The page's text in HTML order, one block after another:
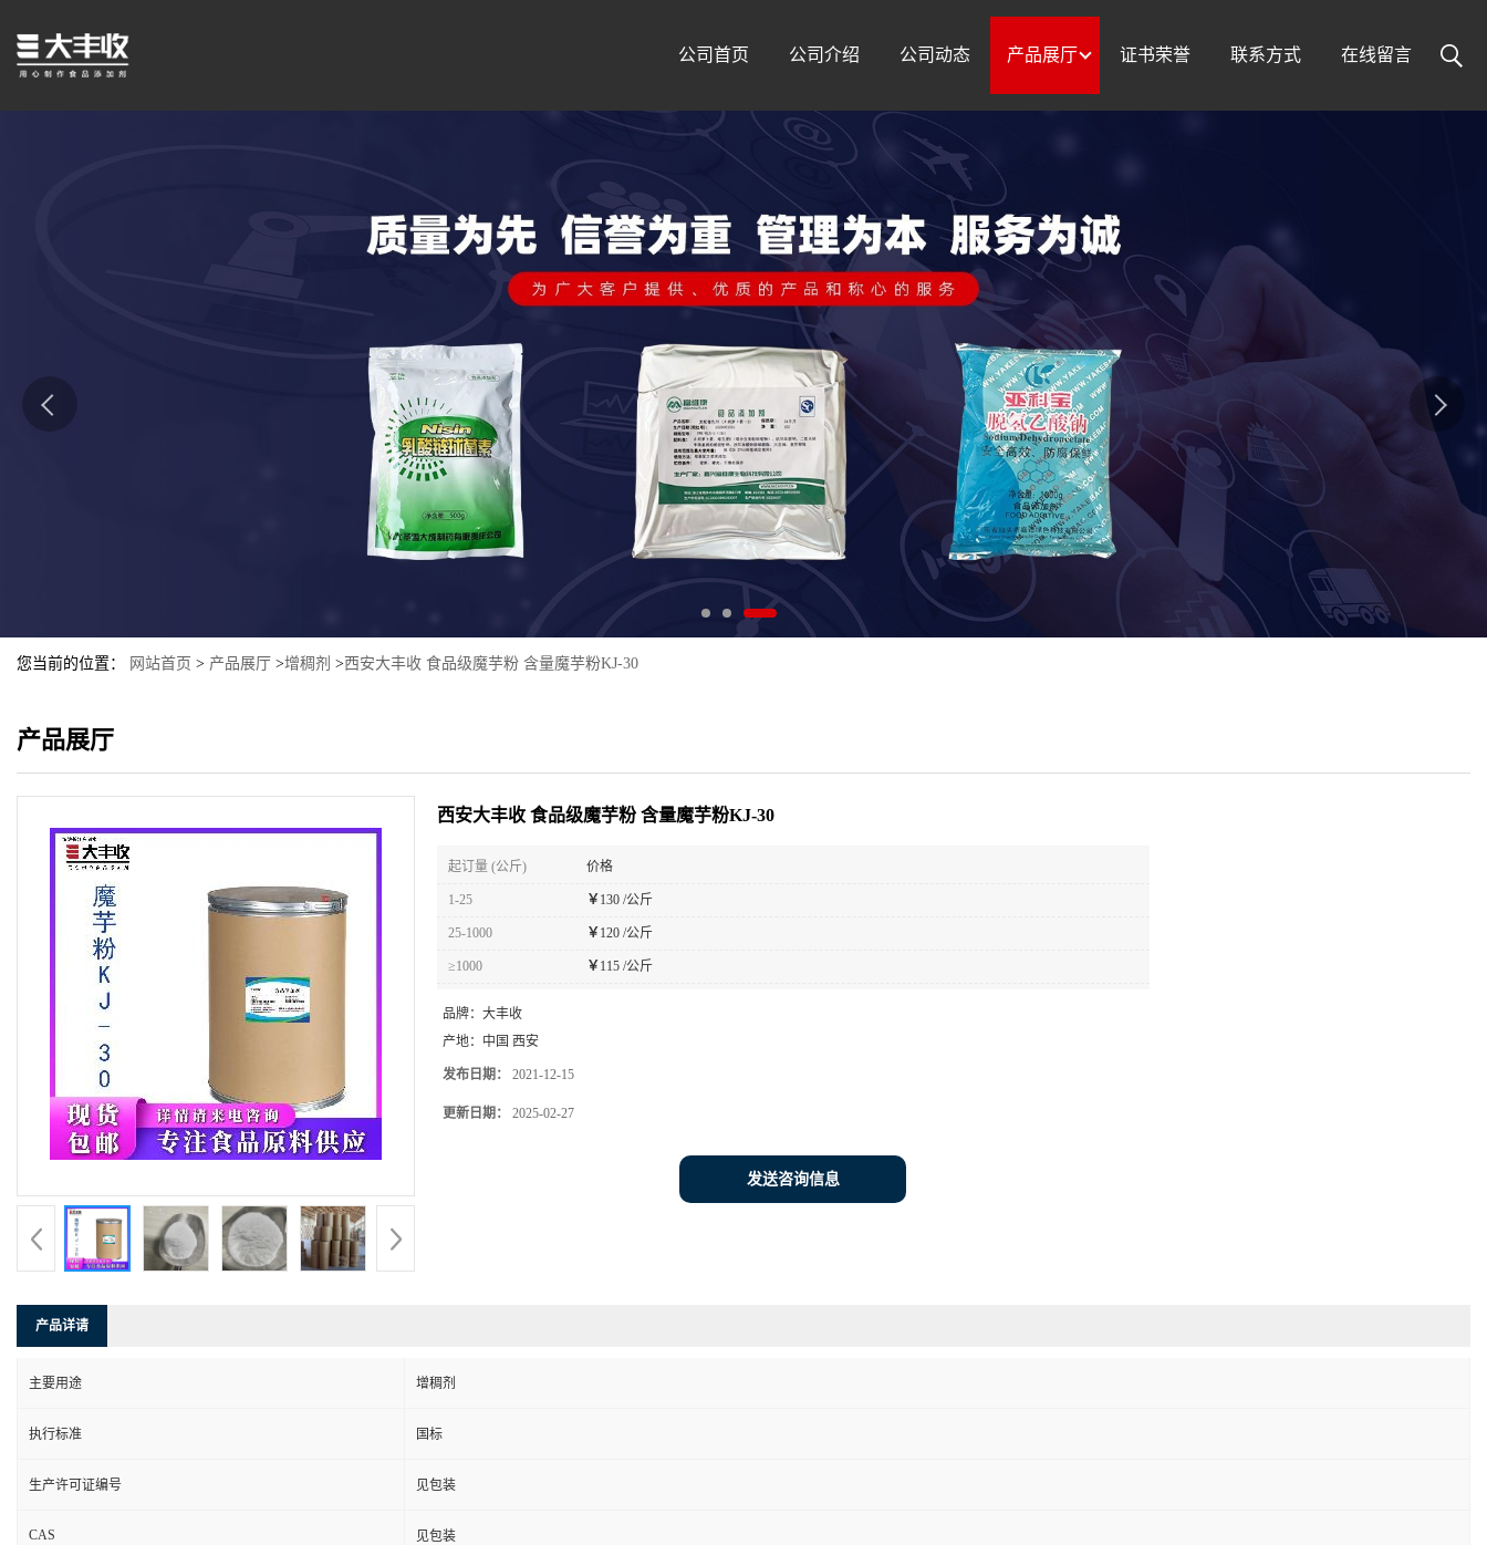
公司首页 公司介绍 公司动态 产品展厅 证书荣誉 联系方式 在线留言
您当前的位置： 网站首页 > 产品展厅 >增稠剂 >西安大丰收 食品级魔芋粉 含量魔芋粉KJ-30
产品展厅
西安大丰收 食品级魔芋粉 含量魔芋粉KJ-30
起订量 (公斤) 价格
1-25 ￥ 130 /公斤
25-1000 ￥ 120 /公斤
≥1000 ￥ 115 /公斤
品牌： 大丰收
产地： 中国 西安
发布日期： 2021-12-15
更新日期： 2025-02-27
发送咨询信息
产品详请
主要用途 增稠剂
执行标准 国标
生产许可证编号 见包装
CAS 见包装